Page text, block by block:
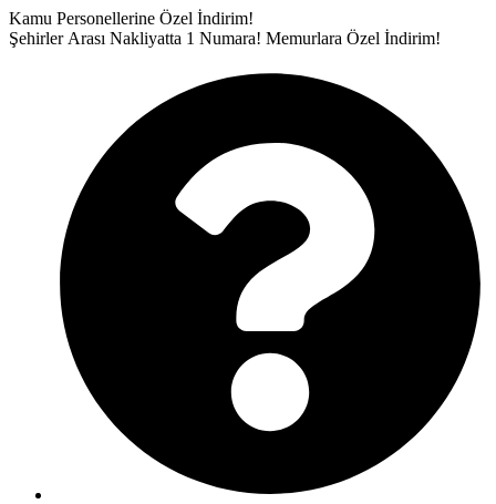
İçeriğe
atla
Kamu Personellerine Özel İndirim!
Şehirler Arası Nakliyatta 1 Numara! Memurlara Özel İndirim!